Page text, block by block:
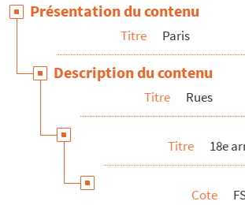
Présentation du contenu
Titre Paris
Description du contenu
Titre Rues
Titre 18e
Cote